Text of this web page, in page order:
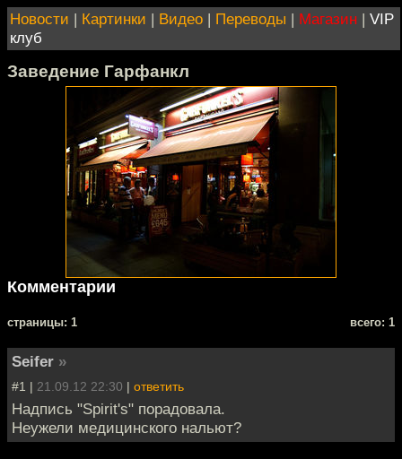
Новости | Картинки | Видео | Переводы | Магазин | VIP
клуб
Заведение Гарфанкл
Комментарии
cтраницы: 1 всего: 1
Seifer »
#1 | 21.09.12 22:30 | ответить
Надпись "Spirit's" порадовала.
Неужели медицинского нальют?